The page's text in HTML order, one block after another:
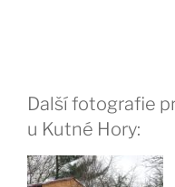
Další fotografie
u Kutné Hory: